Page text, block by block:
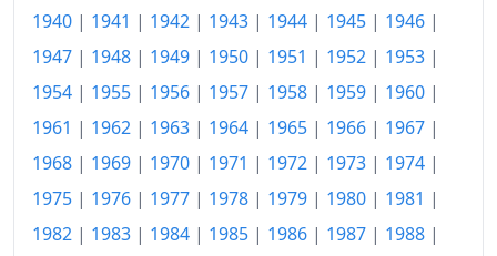
1992
1,342.74
1993
1,360.04
1,383.78
1995
1,435.74
1996
1,468.56
1940 | 1941 | 1942 | 1943 | 1944 | 1945 | 1946 |
1947 | 1948 | 1949 | 1950 | 1951 | 1952 | 1953 |
1954 | 1955 | 1956 | 1957 | 1958 | 1959 | 1960 |
1961 | 1962 | 1963 | 1964 | 1965 | 1966 | 1967 |
1968 | 1969 | 1970 | 1971 | 1972 | 1973 | 1974 |
1975 | 1976 | 1977 | 1978 | 1979 | 1980 | 1981 |
1982 | 1983 | 1984 | 1985 | 1986 | 1987 | 1988 |